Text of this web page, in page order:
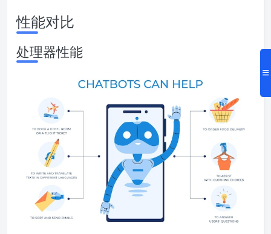
性能对比
处理器性能